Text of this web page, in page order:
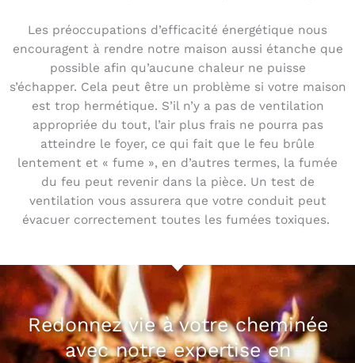
Les préoccupations d’efficacité énergétique nous
encouragent à rendre notre maison aussi étanche que
possible afin qu’aucune chaleur ne puisse
s’échapper. Cela peut être un problème si votre maison
est trop hermétique. S’il n’y a pas de ventilation
appropriée du tout, l’air plus frais ne pourra pas
atteindre le foyer, ce qui fait que le feu brûle
lentement et « fume », en d’autres termes, la fumée
du feu peut revenir dans la pièce. Un test de
ventilation vous assurera que votre conduit peut
évacuer correctement toutes les fumées toxiques.
Redonnez vie à votre cheminée
avec notre expertise en